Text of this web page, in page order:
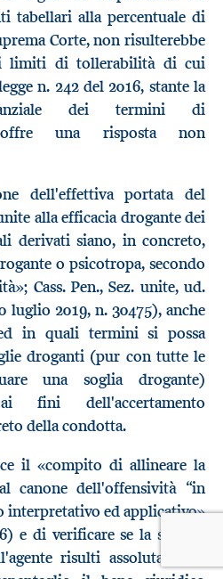
tabellari alla percentuale di
Corte, non risulterebbe
limiti di tollerabilità di cui
n. 242 del 2016, stante la
dei termini di
una risposta non
dell'effettiva portata del
alla efficacia drogante dei
derivati siano, in concreto,
o psicotropa, secondo
Cass. Pen., Sez. unite, ud.
luglio 2019, n. 30475), anche
in quali termini si possa
droganti (pur con tutte le
una soglia drogante)
fini dell'accertamento
della condotta.
il «compito di allineare la
canone dell'offensività “in
interpretativo ed applicativo»
e di verificare se la singola
risulti assolutamente